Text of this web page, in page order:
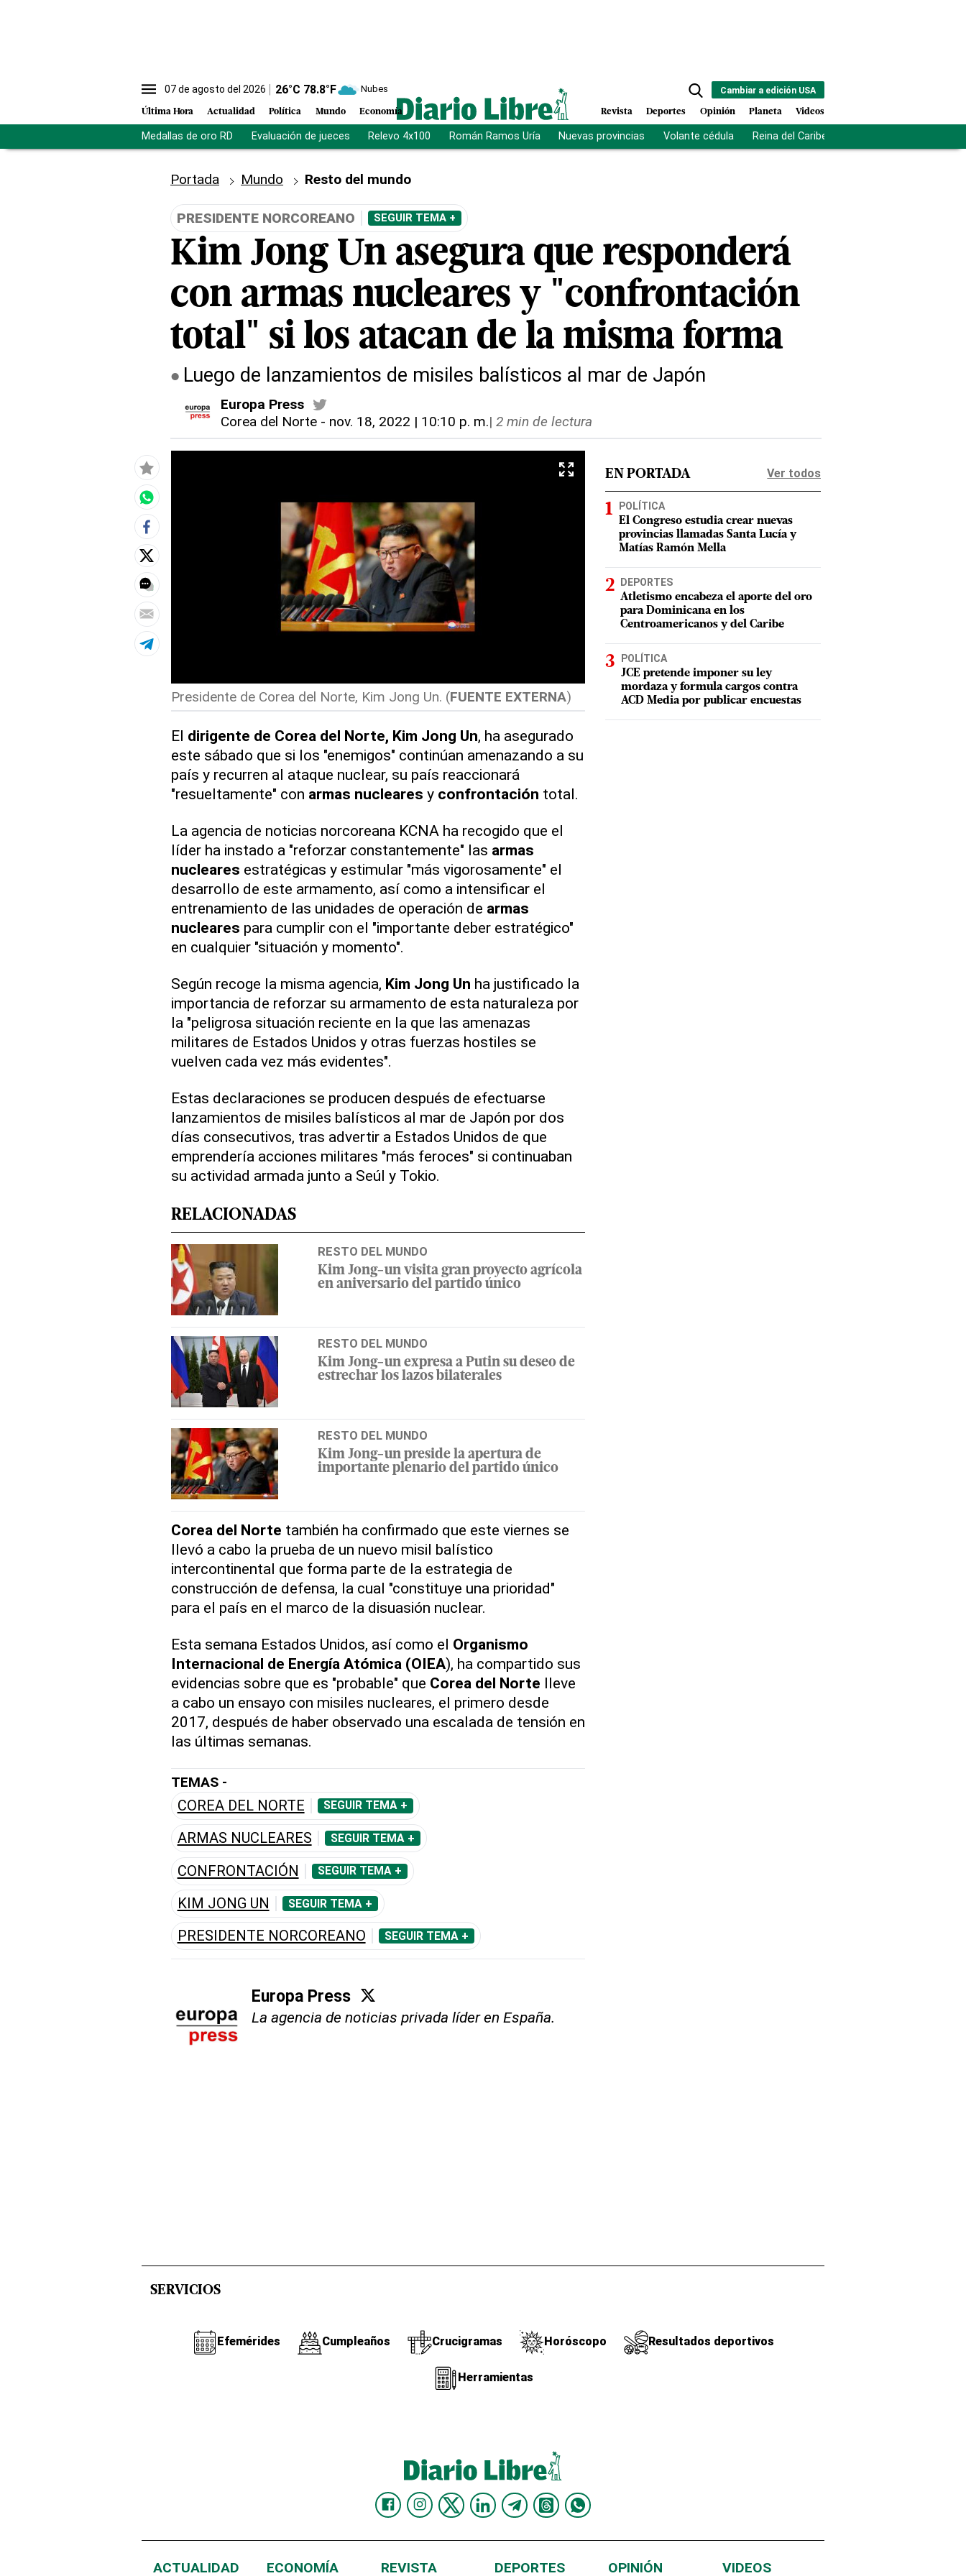
07 de agosto del 2026 26°C 78.8°F Nubes
Última Hora Actualidad Política Mundo Economía
Cambiar a edición USA
Revista Deportes Opinión Planeta Videos
Medallas de oro RD Evaluación de jueces Relevo 4x100 Román Ramos Uría Nuevas provincias Volante cédula Reina del Caribe
Portada Mundo Resto del mundo
PRESIDENTE NORCOREANO SEGUIR TEMA +
Kim Jong Un asegura que responderá
con armas nucleares y "confrontación
total" si los atacan de la misma forma
Luego de lanzamientos de misiles balísticos al mar de Japón
Europa Press
Corea del Norte - nov. 18, 2022 | 10:10 p. m.| 2 min de lectura
Presidente de Corea del Norte, Kim Jong Un. (FUENTE EXTERNA)
El dirigente de Corea del Norte, Kim Jong Un, ha asegurado
este sábado que si los "enemigos" continúan amenazando a su
país y recurren al ataque nuclear, su país reaccionará
"resueltamente" con armas nucleares y confrontación total.
La agencia de noticias norcoreana KCNA ha recogido que el
líder ha instado a "reforzar constantemente" las armas
nucleares estratégicas y estimular "más vigorosamente" el
desarrollo de este armamento, así como a intensificar el
entrenamiento de las unidades de operación de armas
nucleares para cumplir con el "importante deber estratégico"
en cualquier "situación y momento".
Según recoge la misma agencia, Kim Jong Un ha justificado la
importancia de reforzar su armamento de esta naturaleza por
la "peligrosa situación reciente en la que las amenazas
militares de Estados Unidos y otras fuerzas hostiles se
vuelven cada vez más evidentes".
Estas declaraciones se producen después de efectuarse
lanzamientos de misiles balísticos al mar de Japón por dos
días consecutivos, tras advertir a Estados Unidos de que
emprendería acciones militares "más feroces" si continuaban
su actividad armada junto a Seúl y Tokio.
RELACIONADAS
RESTO DEL MUNDO
Kim Jong-un visita gran proyecto agrícola
en aniversario del partido único
RESTO DEL MUNDO
Kim Jong-un expresa a Putin su deseo de
estrechar los lazos bilaterales
RESTO DEL MUNDO
Kim Jong-un preside la apertura de
importante plenario del partido único
Corea del Norte también ha confirmado que este viernes se
llevó a cabo la prueba de un nuevo misil balístico
intercontinental que forma parte de la estrategia de
construcción de defensa, la cual "constituye una prioridad"
para el país en el marco de la disuasión nuclear.
Esta semana Estados Unidos, así como el Organismo
Internacional de Energía Atómica (OIEA), ha compartido sus
evidencias sobre que es "probable" que Corea del Norte lleve
a cabo un ensayo con misiles nucleares, el primero desde
2017, después de haber observado una escalada de tensión en
las últimas semanas.
TEMAS -
COREA DEL NORTE SEGUIR TEMA +
ARMAS NUCLEARES SEGUIR TEMA +
CONFRONTACIÓN SEGUIR TEMA +
KIM JONG UN SEGUIR TEMA +
PRESIDENTE NORCOREANO SEGUIR TEMA +
Europa Press
La agencia de noticias privada líder en España.
EN PORTADA Ver todos
POLÍTICA
El Congreso estudia crear nuevas
provincias llamadas Santa Lucía y
Matías Ramón Mella
DEPORTES
Atletismo encabeza el aporte del oro
para Dominicana en los
Centroamericanos y del Caribe
POLÍTICA
JCE pretende imponer su ley
mordaza y formula cargos contra
ACD Media por publicar encuestas
SERVICIOS
Efemérides Cumpleaños Crucigramas Horóscopo Resultados deportivos
Herramientas
ACTUALIDAD ECONOMÍA REVISTA DEPORTES OPINIÓN VIDEOS